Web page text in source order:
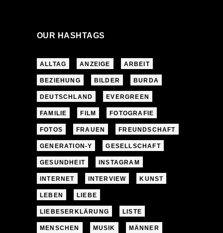
OUR HASHTAGS
ALLTAG ANZEIGE ARBEIT
BEZIEHUNG BILDER BURDA
DEUTSCHLAND EVERGREEN
FAMILIE FILM FOTOGRAFIE
FOTOS FRAUEN FREUNDSCHAFT
GENERATION-Y GESELLSCHAFT
GESUNDHEIT INSTAGRAM
INTERNET INTERVIEW KUNST
LEBEN LIEBE
LIEBESERKLÄRUNG LISTE
MENSCHEN MUSIK MÄNNER